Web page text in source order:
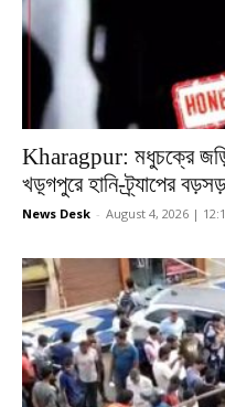
Kharagpur: মধুচক্রে
খড়্গপুরে হানি-ট্র্যাপের
News Desk - August 4, 2026 |